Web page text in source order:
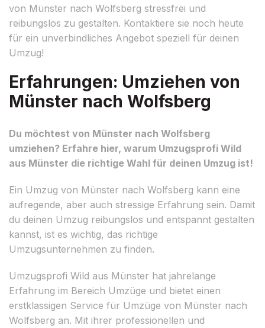
von Münster nach Wolfsberg stressfrei und
reibungslos zu gestalten. Kontaktiere sie noch heute
für ein unverbindliches Angebot speziell für deinen
Umzug!
Erfahrungen: Umziehen von
Münster nach Wolfsberg
Du möchtest von Münster nach Wolfsberg
umziehen? Erfahre hier, warum Umzugsprofi Wild
aus Münster die richtige Wahl für deinen Umzug ist!
Ein Umzug von Münster nach Wolfsberg kann eine
aufregende, aber auch stressige Erfahrung sein. Damit
du deinen Umzug reibungslos und entspannt gestalten
kannst, ist es wichtig, das richtige
Umzugsunternehmen zu finden.
Umzugsprofi Wild aus Münster hat jahrelange
Erfahrung im Bereich Umzüge und bietet einen
erstklassigen Service für Umzüge von Münster nach
Wolfsberg an. Mit ihrer professionellen und